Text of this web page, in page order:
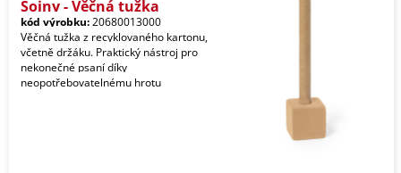
Soiny - Věčná tužka
kód výrobku:20680013000
Věčná tužka z recyklovaného kartonu,
včetně držáku. Praktický nástroj pro
nekonečné psaní díky
neopotřebovatelnému hrotu